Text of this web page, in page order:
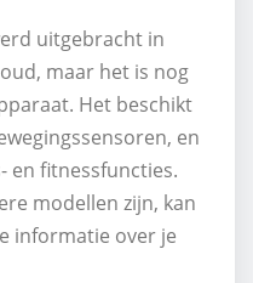
uitgebracht in
maar het is nog
Het beschikt
en
en fitnessfuncties.
modellen zijn, kan
informatie over je